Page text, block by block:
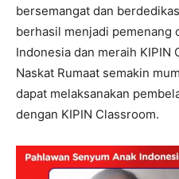
bersemangat dan
berhasil menjadi pemenang
Indonesia dan meraih KIPIN
Naskat Rumaat semakin
dapat melaksanakan
dengan KIPIN Classroom.